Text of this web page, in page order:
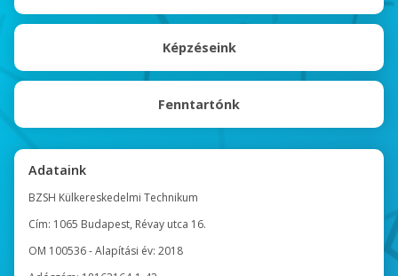
Képzéseink
Fenntartónk
Adataink
BZSH Külkereskedelmi Technikum
Cím: 1065 Budapest, Révay utca 16.
OM 100536 - Alapítási év: 2018